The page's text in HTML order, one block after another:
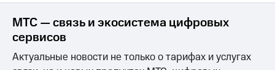
Корпоративный
секретарь
Раскрытие
информации
Информация
акционерам
МТС — связь и экосистема цифровых
сервисов
Актуальные новости не только о тарифах и услугах